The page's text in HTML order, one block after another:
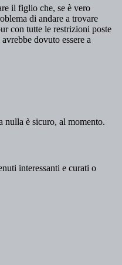
interessanti e curati o